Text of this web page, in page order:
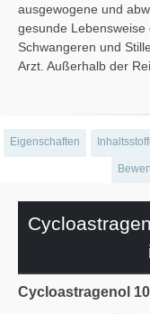
ausgewogene und
gesunde Lebensweise
Schwangeren und
Arzt. Außerhalb der
Eigenschaften
Cycloastragenol